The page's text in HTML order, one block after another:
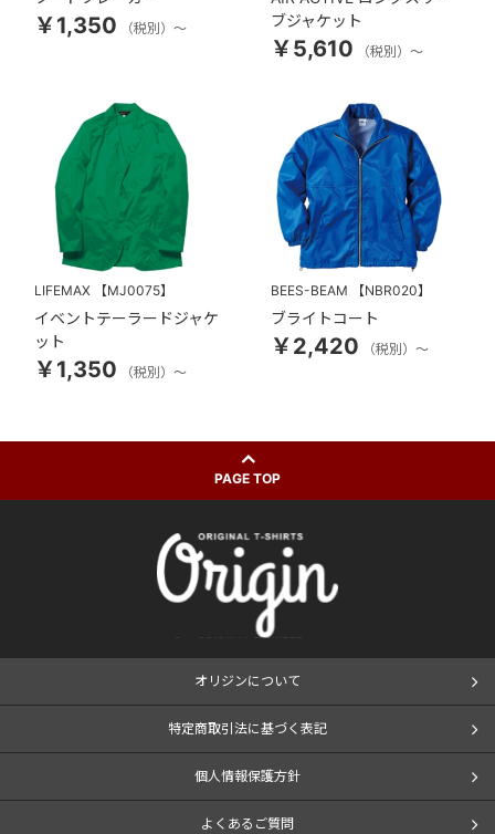
￥1,350 （税別）～
ブジャケット
￥5,610 （税別）～
LIFEMAX 【MJ0075】
イベントテーラードジャケ
ット
￥1,350 （税別）～
BEES-BEAM 【NBR020】
ブライトコート
￥2,420 （税別）～
PAGE TOP
オリジンについて
特定商取引法に基づく表記
個人情報保護方針
よくあるご質問